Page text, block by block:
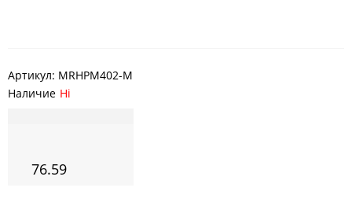
Артикул: MRHPM402-M
Наличие Ні
76.59